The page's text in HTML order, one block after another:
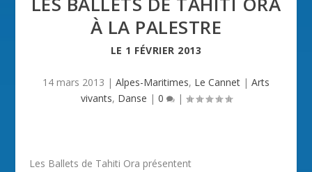
À LA PALESTRE
LE 1 FÉVRIER 2013
14 mars 2013 | Alpes-Maritimes, Le Cannet | Arts
vivants, Danse | 0 |
Les Ballets de Tahiti Ora présentent